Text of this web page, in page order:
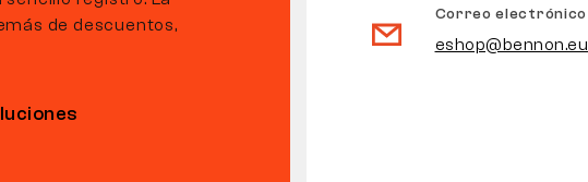
de descuentos,
Correo electrónico
eshop@bennon.eu